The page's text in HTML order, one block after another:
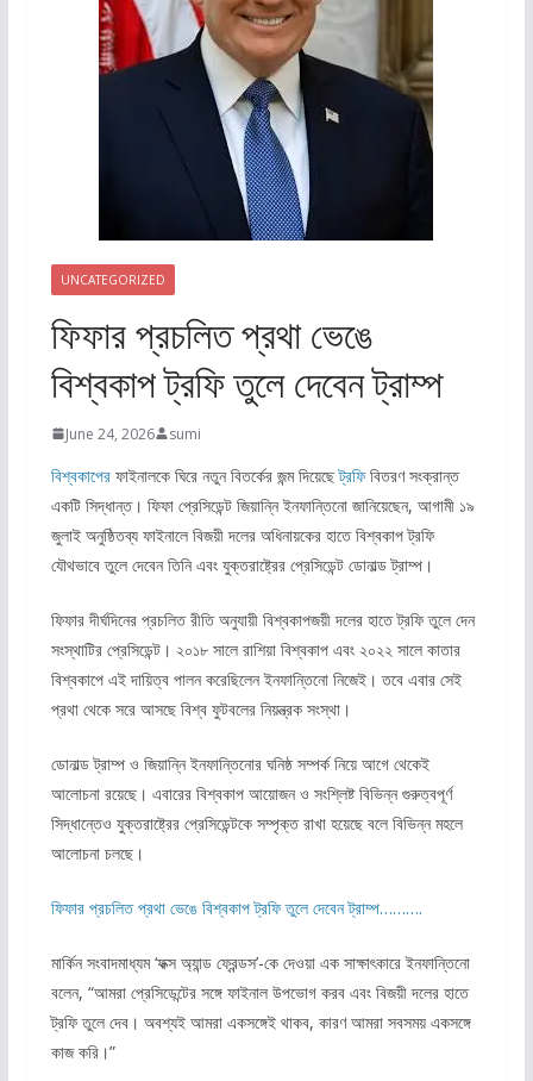
UNCATEGORIZED
ফিফার প্রচলিত প্রথা ভেঙে
বিশ্বকাপ ট্রফি তুলে দেবেন ট্রাম্প
June 24, 2026 sumi
বিশ্বকাপেরফাইনালকে ঘিরে নতুন বিতর্কের জন্ম দিয়েছেট্রফিবিতরণ সংক্রান্ত
একটি সিদ্ধান্ত। ফিফা প্রেসিডেন্ট জিয়ান্নি ইনফান্তিনো জানিয়েছেন, আগামী ১৯
জুলাই অনুষ্ঠিতব্য ফাইনালে বিজয়ী দলের অধিনায়কের হাতে বিশ্বকাপ ট্রফি
যৌথভাবে তুলে দেবেন তিনি এবং যুক্তরাষ্ট্রের প্রেসিডেন্ট ডোনাল্ড ট্রাম্প।
ফিফার দীর্ঘদিনের প্রচলিত রীতি অনুযায়ী বিশ্বকাপজয়ী দলের হাতে ট্রফি তুলে দেন
সংস্থাটির প্রেসিডেন্ট। ২০১৮ সালে রাশিয়া বিশ্বকাপ এবং ২০২২ সালে কাতার
বিশ্বকাপে এই দায়িত্ব পালন করেছিলেন ইনফান্তিনো নিজেই। তবে এবার সেই
প্রথা থেকে সরে আসছে বিশ্ব ফুটবলের নিয়ন্ত্রক সংস্থা।
ডোনাল্ড ট্রাম্প ও জিয়ান্নি ইনফান্তিনোর ঘনিষ্ঠ সম্পর্ক নিয়ে আগে থেকেই
আলোচনা রয়েছে। এবারের বিশ্বকাপ আয়োজন ও সংশ্লিষ্ট বিভিন্ন গুরুত্বপূর্ণ
সিদ্ধান্তেও যুক্তরাষ্ট্রের প্রেসিডেন্টকে সম্পৃক্ত রাখা হয়েছে বলে বিভিন্ন মহলে
আলোচনা চলছে।
ফিফার প্রচলিত প্রথা ভেঙে বিশ্বকাপ ট্রফি তুলে দেবেন ট্রাম্প……….
মার্কিন সংবাদমাধ্যম ‘ফক্স অ্যান্ড ফ্রেন্ডস’-কে দেওয়া এক সাক্ষাৎকারে ইনফান্তিনো
বলেন, “আমরা প্রেসিডেন্টের সঙ্গে ফাইনাল উপভোগ করব এবং বিজয়ী দলের হাতে
ট্রফি তুলে দেব। অবশ্যই আমরা একসঙ্গেই থাকব, কারণ আমরা সবসময় একসঙ্গে
কাজ করি।”